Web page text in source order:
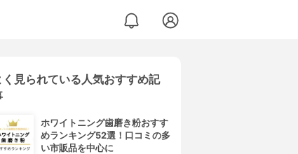
く見られている人気おすすめ記
ホワイトニング歯磨き粉おすす
めランキング52選！口コミの多
い市販品を中心に